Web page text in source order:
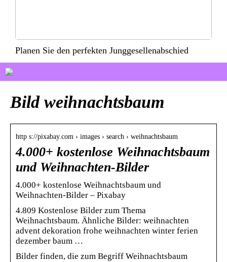
Planen Sie den perfekten Junggesellenabschied
Bild weihnachtsbaum
http s://pixabay.com › images › search › weihnachtsbaum
4.000+ kostenlose Weihnachtsbaum
und Weihnachten-Bilder
4.000+ kostenlose Weihnachtsbaum und
Weihnachten-Bilder – Pixabay
4.809 Kostenlose Bilder zum Thema
Weihnachtsbaum. Ähnliche Bilder: weihnachten
advent dekoration frohe weihnachten winter ferien
dezember baum …
Bilder finden, die zum Begriff Weihnachtsbaum